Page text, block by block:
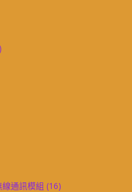
通訊模組 (16)